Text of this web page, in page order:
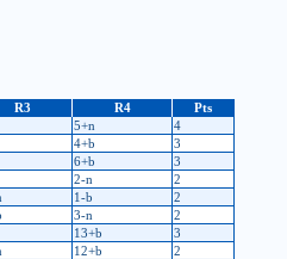
R3 R4
Pts
5+n
4
4+b
3
6+b
3
2-n
2
1-b
2
3-n
2
13+b
3
12+b
2